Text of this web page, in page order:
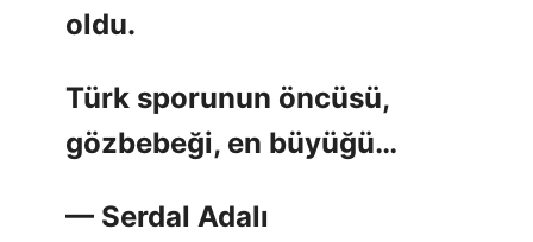
oldu.
Türk sporunun öncüsü,
gözbebeği, en büyüğü…
— Serdal Adalı